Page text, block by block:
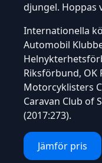
djungel. Hoppas
Internationella
Automobil
Riksförbund, OK
Motorcyklisters
Caravan Club of
(2017:273).
Jämför pris